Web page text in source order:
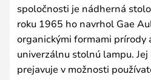
spoločnosti je nádherná
roku 1965 ho navrhol Gae
organickými formami prírody
univerzálnu stolnú lampu.
prejavuje v možnosti